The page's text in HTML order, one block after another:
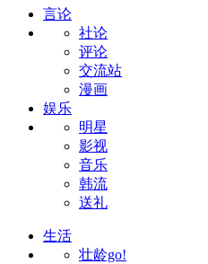
言论
社论
评论
交流站
漫画
娱乐
明星
影视
音乐
韩流
送礼
生活
壮龄go!